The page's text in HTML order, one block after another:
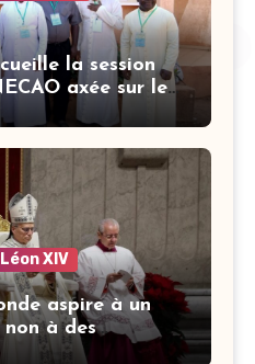
la session
axée sur les
artificielle
XIV
aspire à un
à des